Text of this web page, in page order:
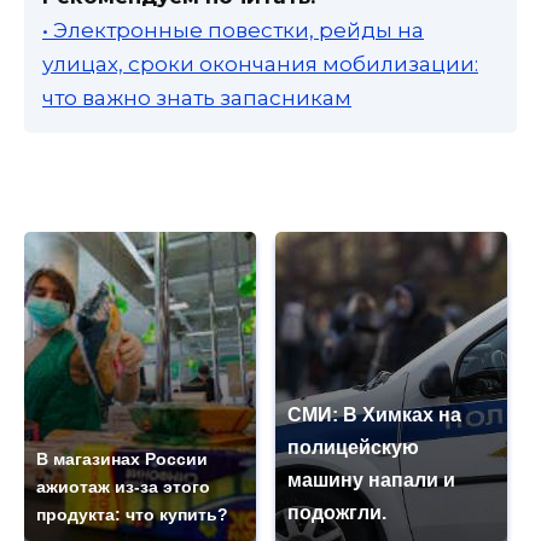
• Электронные повестки, рейды на
улицах, сроки окончания мобилизации:
что важно знать запасникам
В магазинах России
ажиотаж из-за этого
продукта: что купить?
СМИ: В Химках на
полицейскую
машину напали и
подожгли.